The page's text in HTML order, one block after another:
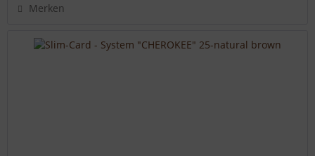
Merken